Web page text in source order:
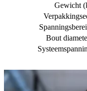
Gewicht
Bout